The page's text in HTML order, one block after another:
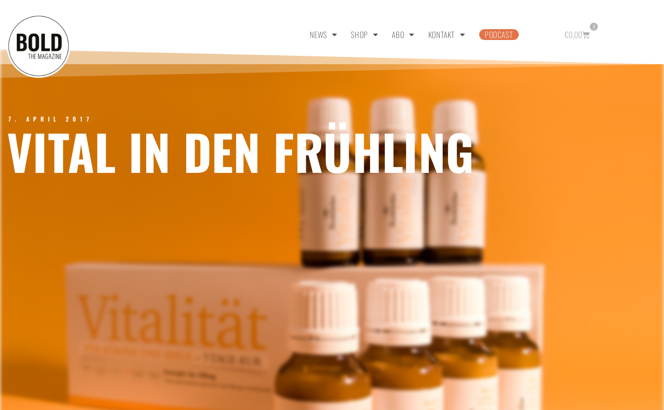
NEWS SHOP ABO KONTAKT PODCAST €0,00
0
7. APRIL 2017
VITAL IN DEN FRÜHLING